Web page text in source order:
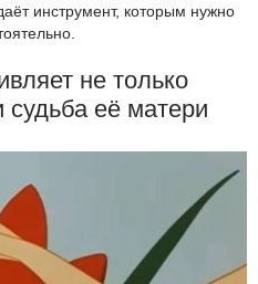
инструмент, которым нужно
не только
судьба её матери